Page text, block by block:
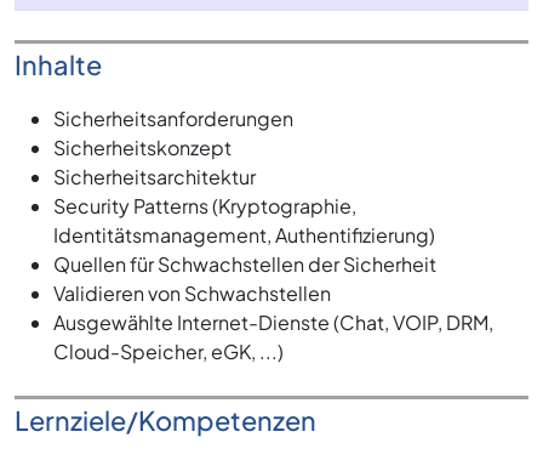
Inhalte
Sicherheitsanforderungen
Sicherheitskonzept
Sicherheitsarchitektur
Security Patterns (Kryptographie,
Identitätsmanagement, Authentifizierung)
Quellen für Schwachstellen der Sicherheit
Validieren von Schwachstellen
Ausgewählte Internet-Dienste (Chat, VOIP, DRM,
Cloud-Speicher, eGK, ...)
Lernziele/Kompetenzen